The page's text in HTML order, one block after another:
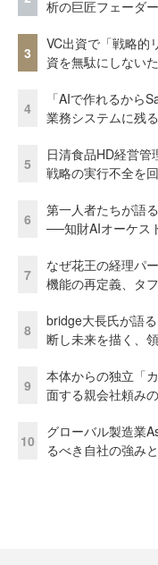
析の巨匠フェーダ
3
VC出資で「戦略的
資を無駄にしない
4
「AIで作れるから
業務システムに残
5
日清食品HD経営管
戦略の実行不全を
6
第一人者たちが語
──知財AIオーケス
7
なぜ花王の経理パ
機能の再定義、タ
8
bridge大長氏が語
断し未来を描く、
9
本体からの独立「
面する親会社頼み
10
グローバル製造業
るべき自社の強み